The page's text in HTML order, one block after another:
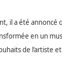
il a été annoncé
en un
de l’artiste